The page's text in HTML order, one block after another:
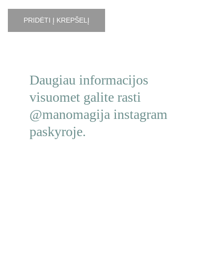
PRIDĖTI Į KREPŠELĮ
Daugiau informacijos
visuomet galite rasti
@manomagija instagram
paskyroje.